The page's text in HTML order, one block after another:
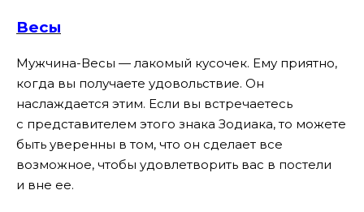
Весы
Мужчина-Весы — лакомый кусочек. Ему приятно,
когда вы получаете удовольствие. Он
наслаждается этим. Если вы встречаетесь
с представителем этого знака Зодиака, то можете
быть уверенны в том, что он сделает все
возможное, чтобы удовлетворить вас в постели
и вне ее.